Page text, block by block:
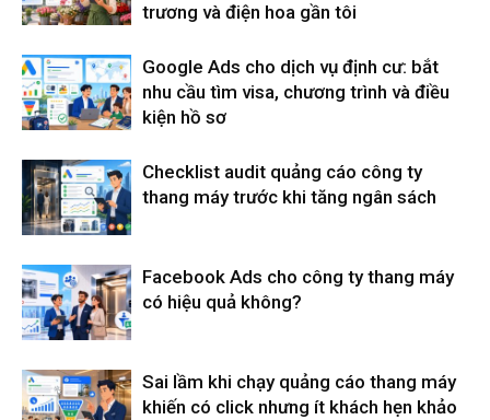
trương và điện hoa gần tôi
Google Ads cho dịch vụ định cư: bắt
nhu cầu tìm visa, chương trình và điều
kiện hồ sơ
Checklist audit quảng cáo công ty
thang máy trước khi tăng ngân sách
Facebook Ads cho công ty thang máy
có hiệu quả không?
Sai lầm khi chạy quảng cáo thang máy
khiến có click nhưng ít khách hẹn khảo